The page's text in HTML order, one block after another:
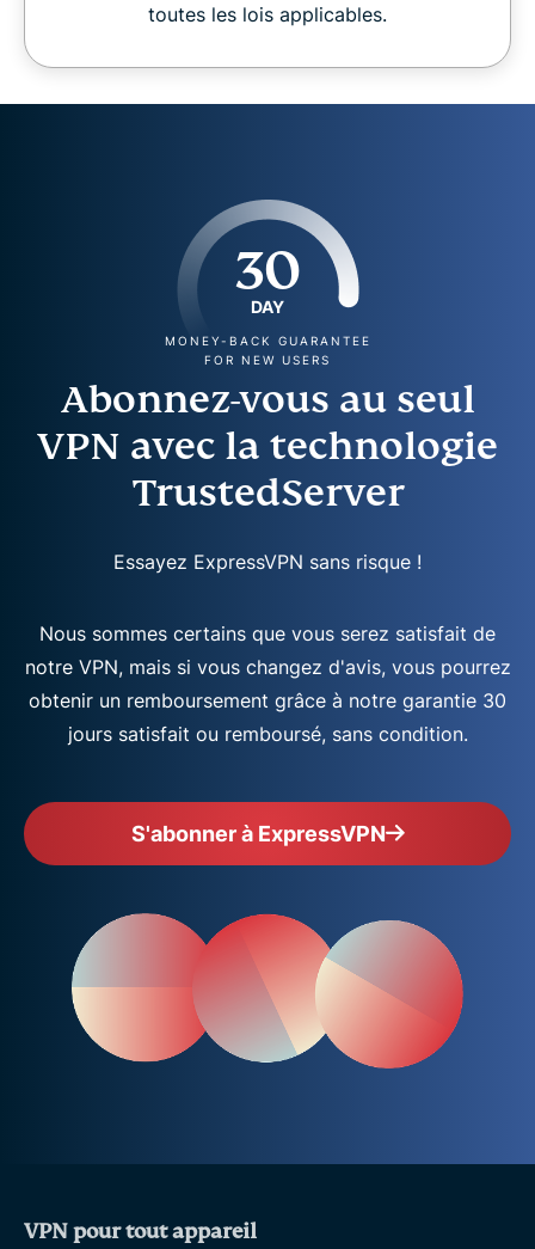
toutes les lois applicables.
30
DAY
MONEY-BACK GUARANTEE
FOR NEW USERS
Abonnez-vous au seul
VPN avec la technologie
TrustedServer
Essayez ExpressVPN sans risque !
Nous sommes certains que vous serez satisfait de
notre VPN, mais si vous changez d'avis, vous pourrez
obtenir un remboursement grâce à notre garantie 30
jours satisfait ou remboursé, sans condition.
S'abonner à ExpressVPN
VPN pour tout appareil